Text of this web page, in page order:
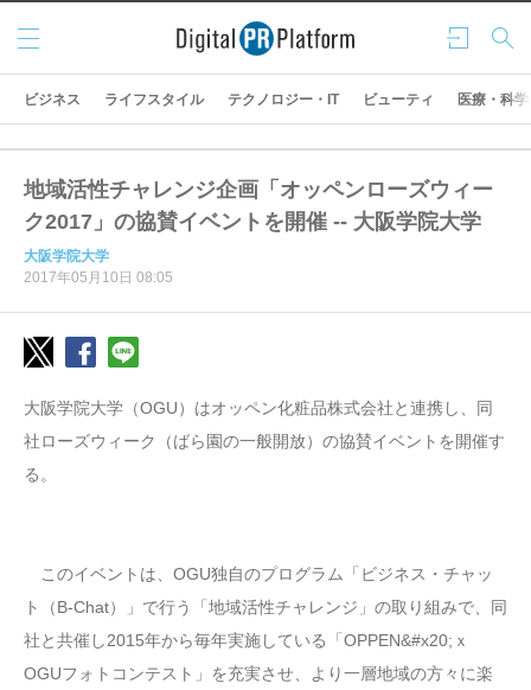
ログ
イン
検索
メニ
ュー
ビジネス ライフスタイル テクノロジー・IT ビューティ 医療・科学
地域活性チャレンジ企画「オッペンローズウィー
ク2017」の協賛イベントを開催 -- 大阪学院大学
大阪学院大学
2017年05月10日 08:05
大阪学院大学（OGU）はオッペン化粧品株式会社と連携し、同
社ローズウィーク（ばら園の一般開放）の協賛イベントを開催す
る。
このイベントは、OGU独自のプログラム「ビジネス・チャッ
ト（B-Chat）」で行う「地域活性チャレンジ」の取り組みで、同
社と共催し2015年から毎年実施している「OPPEN&#x20;ｘ
OGUフォトコンテスト」を充実させ、より一層地域の方々に楽